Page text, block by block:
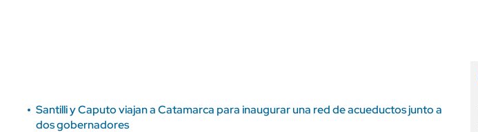
Santilli y Caputo viajan a Catamarca para inaugurar una red de acueductos junto a
dos gobernadores